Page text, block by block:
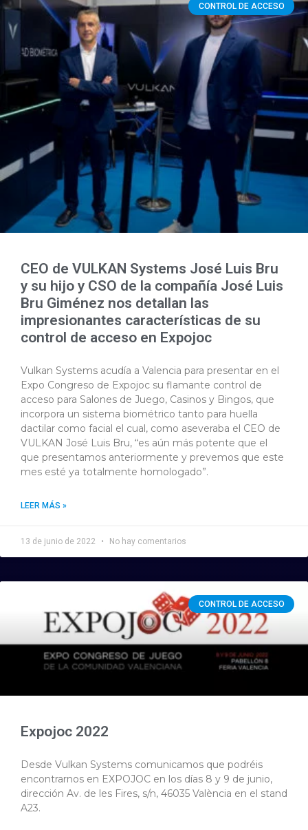
CONTROL DE ACCESO
CEO de VULKAN Systems José Luis Bru
y su hijo y CSO de la compañía José Luis
Bru Giménez nos detallan las
impresionantes características de su
control de acceso en Expojoc
Vulkan Systems acudía a Valencia para presentar en el
Expo Congreso de Expojoc su flamante control de
acceso para Salones de Juego, Casinos y Bingos, que
incorpora un sistema biométrico tanto para huella
dactilar como facial el cual, como aseveraba el CEO de
VULKAN José Luis Bru, “es aún más potente que el
que presentamos anteriormente y prevemos que este
mes esté ya totalmente homologado”.
LEER MÁS »
13 de junio de 2022 No hay comentarios
CONTROL DE ACCESO
Expojoc 2022
Desde Vulkan Systems comunicamos que podréis
encontrarnos en EXPOJOC en los días 8 y 9 de junio,
dirección Av. de les Fires, s/n, 46035 València en el stand
A23.